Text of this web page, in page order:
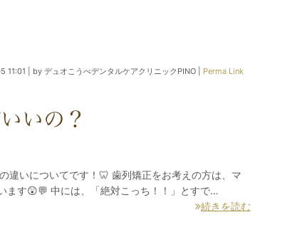
11:01 by デュオこうべデンタルケアクリニックPINO| Perma Link
いの？
違いについてです！🦷 歯列矯正をお考えの方は、マ
ます😲💬 中には、「絶対こっち！！」とすで…
続きを読む